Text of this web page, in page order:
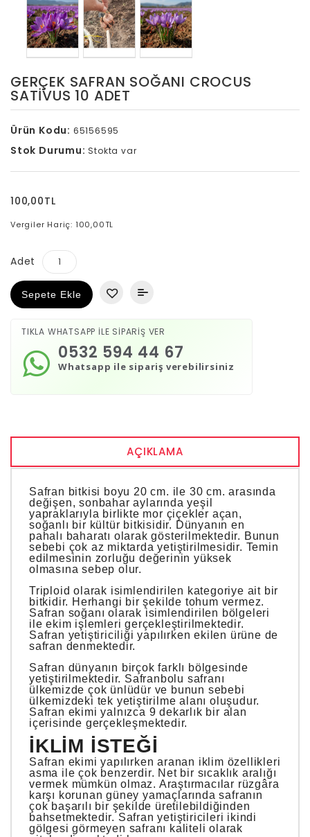
GERÇEK SAFRAN SOĞANI CROCUS
SATIVUS 10 ADET
Ürün Kodu: 65156595
Stok Durumu: Stokta var
100,00TL
Vergiler Hariç: 100,00TL
Adet
Sepete Ekle
TIKLA WHATSAPP İLE SİPARİŞ VER
Whatsapp ile sipariş verebilirsiniz
0532 594 44 67
AÇIKLAMA
Safran bitkisi boyu 20 cm. ile 30 cm. arasında
değişen, sonbahar aylarında yeşil
yapraklarıyla birlikte mor çiçekler açan,
soğanlı bir kültür bitkisidir. Dünyanın en
pahalı baharatı olarak gösterilmektedir. Bunun
sebebi çok az miktarda yetiştirilmesidir. Temin
edilmesinin zorluğu değerinin yüksek
olmasına sebep olur.
Triploid olarak isimlendirilen kategoriye ait bir
bitkidir. Herhangi bir şekilde tohum vermez.
Safran soğanı olarak isimlendirilen bölgeleri
ile ekim işlemleri gerçekleştirilmektedir.
Safran yetiştiriciliği yapılırken ekilen ürüne de
safran denmektedir.
Safran dünyanın birçok farklı bölgesinde
yetiştirilmektedir. Safranbolu safranı
ülkemizde çok ünlüdür ve bunun sebebi
ülkemizdeki tek yetiştirilme alanı oluşudur.
Safran ekimi yalnızca 9 dekarlık bir alan
içerisinde gerçekleşmektedir.
İKLIM İSTEĞI
Safran ekimi yapılırken aranan iklim özellikleri
asma ile çok benzerdir. Net bir sıcaklık aralığı
vermek mümkün olmaz. Araştırmacılar rüzgâra
karşı korunan güney yamaçlarında safranın
çok başarılı bir şekilde üretilebildiğinden
bahsetmektedir. Safran yetiştiricileri ikindi
gölgesi görmeyen safranı kaliteli olarak